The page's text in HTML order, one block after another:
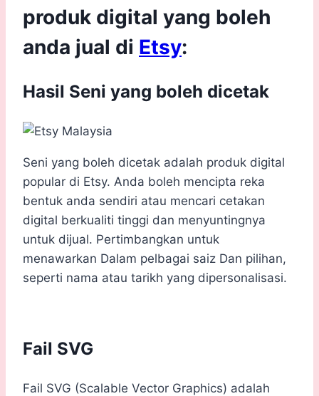
produk digital yang boleh
anda jual di Etsy:
Hasil Seni yang boleh dicetak
Seni yang boleh dicetak adalah produk digital
popular di Etsy. Anda boleh mencipta reka
bentuk anda sendiri atau mencari cetakan
digital berkualiti tinggi dan menyuntingnya
untuk dijual. Pertimbangkan untuk
menawarkan Dalam pelbagai saiz Dan pilihan,
seperti nama atau tarikh yang dipersonalisasi.
Fail SVG
Fail SVG (Scalable Vector Graphics) adalah